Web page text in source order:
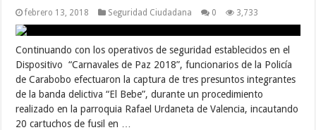
febrero 13, 2018 Seguridad Ciudadana 0 3,733
Continuando con los operativos de seguridad establecidos en el
Dispositivo “Carnavales de Paz 2018”, funcionarios de la Policía
de Carabobo efectuaron la captura de tres presuntos integrantes
de la banda delictiva “El Bebe”, durante un procedimiento
realizado en la parroquia Rafael Urdaneta de Valencia, incautando
20 cartuchos de fusil en …